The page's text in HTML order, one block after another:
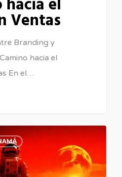
hacia el
Ventas
Branding y
hacia el
En el…